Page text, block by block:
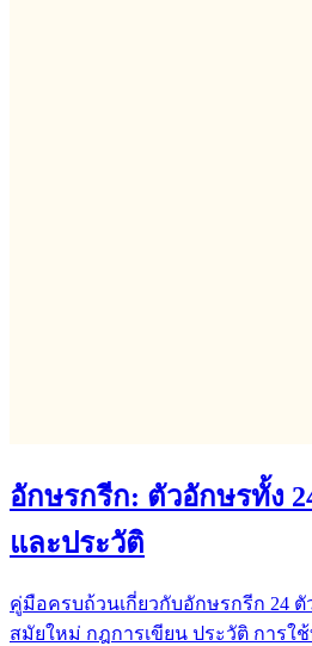
อักษรกรีก: ตัวอักษรทั้ง
และประวัติ
คู่มือครบถ้วนเกี่ยวกับอักษรกรีก 24 ตั
สมัยใหม่ กฎการเขียน ประวัติ การใ